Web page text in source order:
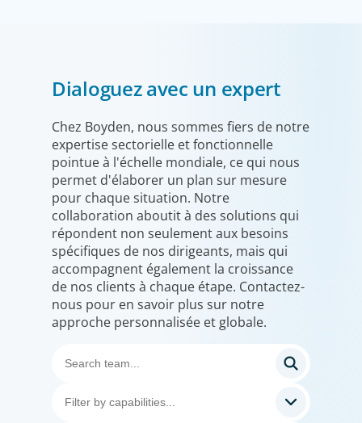
Dialoguez avec un expert
Chez Boyden, nous sommes fiers de notre
expertise sectorielle et fonctionnelle
pointue à l'échelle mondiale, ce qui nous
permet d'élaborer un plan sur mesure
pour chaque situation. Notre
collaboration aboutit à des solutions qui
répondent non seulement aux besoins
spécifiques de nos dirigeants, mais qui
accompagnent également la croissance
de nos clients à chaque étape. Contactez-
nous pour en savoir plus sur notre
approche personnalisée et globale.